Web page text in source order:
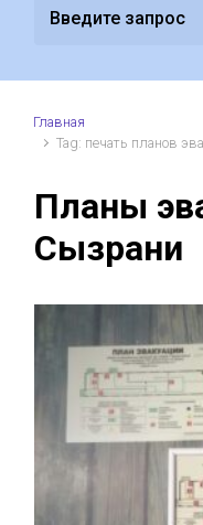
Главная
Tag: печать планов
Планы
Сызрани